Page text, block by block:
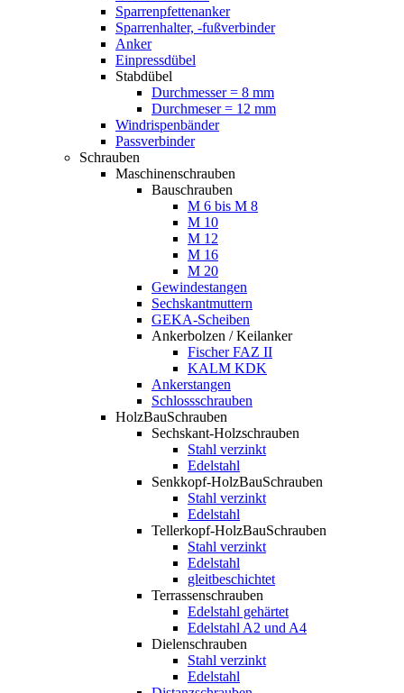
Sparrenpfettenanker
Sparrenhalter, -fußverbinder
Anker
Einpressdübel
Stabdübel
Durchmesser = 8 mm
Durchmeser = 12 mm
Windrispenbänder
Passverbinder
Schrauben
Maschinenschrauben
Bauschrauben
M 6 bis M 8
M 10
M 12
M 16
M 20
Gewindestangen
Sechskantmuttern
GEKA-Scheiben
Ankerbolzen / Keilanker
Fischer FAZ II
KALM KDK
Ankerstangen
Schlossschrauben
HolzBauSchrauben
Sechskant-Holzschrauben
Stahl verzinkt
Edelstahl
Senkkopf-HolzBauSchrauben
Stahl verzinkt
Edelstahl
Tellerkopf-HolzBauSchrauben
Stahl verzinkt
Edelstahl
gleitbeschichtet
Terrassenschrauben
Edelstahl gehärtet
Edelstahl A2 und A4
Dielenschrauben
Stahl verzinkt
Edelstahl